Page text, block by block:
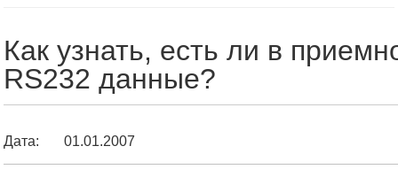
Как узнать, есть ли в
RS232 данные?
Дата: 01.01.2007